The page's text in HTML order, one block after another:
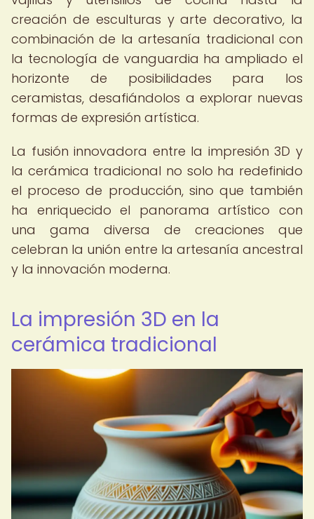
creación de esculturas y arte decorativo, la
combinación de la artesanía tradicional con
la tecnología de vanguardia ha ampliado el
horizonte de posibilidades para los
ceramistas, desafiándolos a explorar nuevas
formas de expresión artística.
La fusión innovadora entre la impresión 3D y
la cerámica tradicional no solo ha redefinido
el proceso de producción, sino que también
ha enriquecido el panorama artístico con
una gama diversa de creaciones que
celebran la unión entre la artesanía ancestral
y la innovación moderna.
La impresión 3D en la
cerámica tradicional